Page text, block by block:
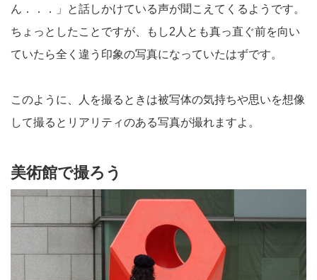
ん．．．」と話しかけている声が聞こえてくるようです。
ちょっとしたことですが、もし2人とも真っ直ぐ前を向い
ていたら全く違う印象の写真になっていたはずです。
このように、人を撮るときは被写体の気持ちや思いを想像
して撮るとリアリティのある写真が撮れますよ。
美術館で撮ろう